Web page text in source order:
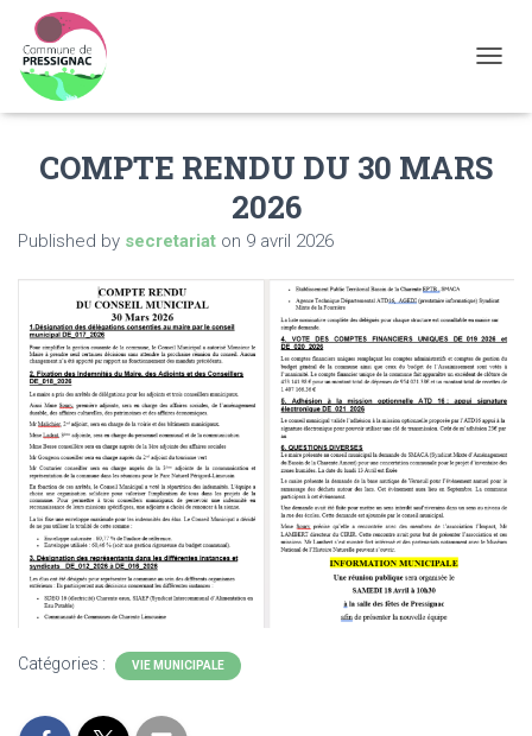
COMPTE RENDU DU 30 MARS
2026
Published by secretariat on 9 avril 2026
Catégories : VIE MUNICIPALE